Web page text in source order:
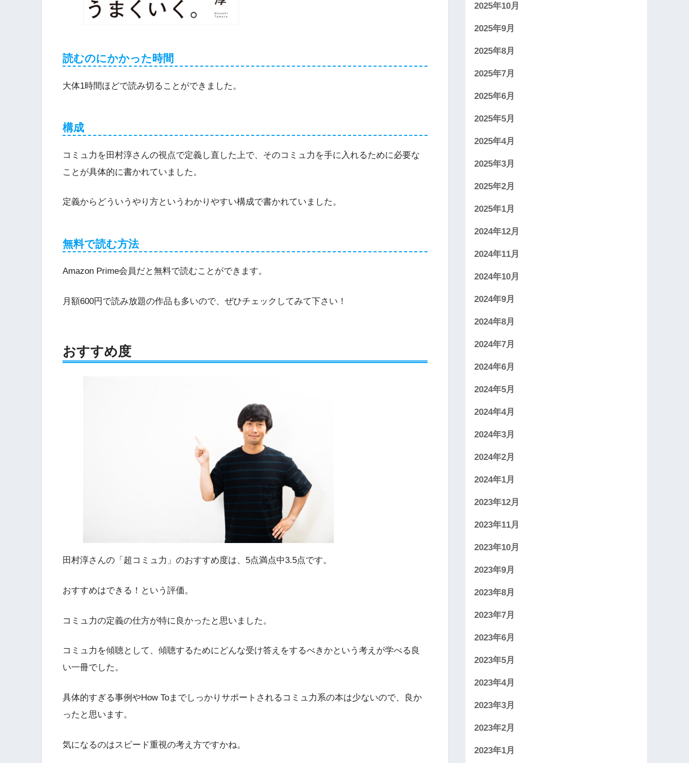
読むのにかかった時間
大体1時間ほどで読み切ることができました。
構成
コミュ力を田村淳さんの視点で定義し直した上で、そのコミュ力を手に入れるために必要な
ことが具体的に書かれていました。
定義からどういうやり方というわかりやすい構成で書かれていました。
無料で読む方法
Amazon Prime会員だと無料で読むことができます。
月額600円で読み放題の作品も多いので、ぜひチェックしてみて下さい！
おすすめ度
田村淳さんの「超コミュ力」のおすすめ度は、5点満点中3.5点です。
おすすめはできる！という評価。
コミュ力の定義の仕方が特に良かったと思いました。
コミュ力を傾聴として、傾聴するためにどんな受け答えをするべきかという考えが学べる良
い一冊でした。
具体的すぎる事例やHow Toまでしっかりサポートされるコミュ力系の本は少ないので、良か
ったと思います。
気になるのはスピード重視の考え方ですかね。
2025年10月
2025年9月
2025年8月
2025年7月
2025年6月
2025年5月
2025年4月
2025年3月
2025年2月
2025年1月
2024年12月
2024年11月
2024年10月
2024年9月
2024年8月
2024年7月
2024年6月
2024年5月
2024年4月
2024年3月
2024年2月
2024年1月
2023年12月
2023年11月
2023年10月
2023年9月
2023年8月
2023年7月
2023年6月
2023年5月
2023年4月
2023年3月
2023年2月
2023年1月